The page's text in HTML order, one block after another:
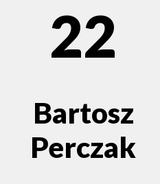
22
Bartosz
Perczak